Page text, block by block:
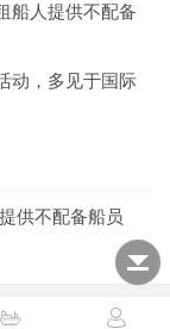
船人提供不配备
动，多见于国际
供不配备船员